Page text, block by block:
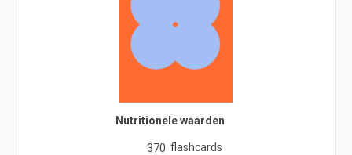
Nutritionele waarden
370 flashcards